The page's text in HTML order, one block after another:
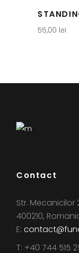
55,00 lei
Contact
Str.
400210,
E:
T: +40 744 515